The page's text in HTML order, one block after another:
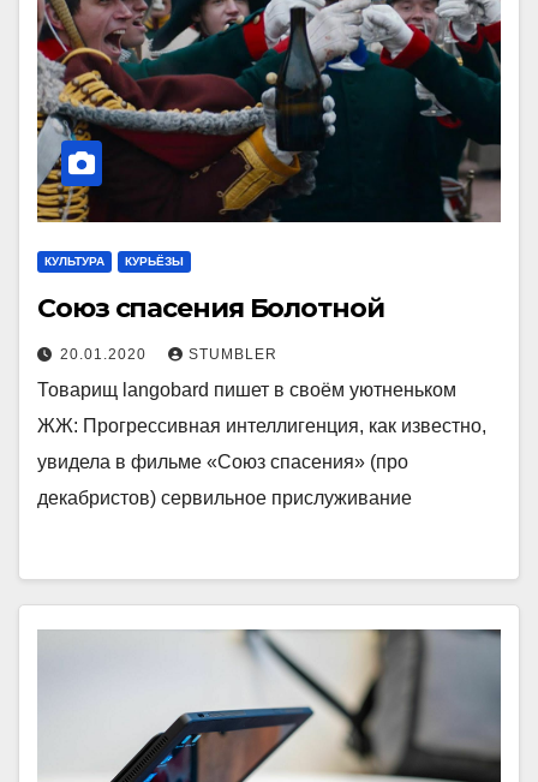
КУЛЬТУРА КУРЬЁЗЫ
Союз спасения Болотной
20.01.2020 STUMBLER
Товарищ langobard пишет в своём уютненьком
ЖЖ: Прогрессивная интеллигенция, как известно,
увидела в фильме «Союз спасения» (про
декабристов) сервильное прислуживание